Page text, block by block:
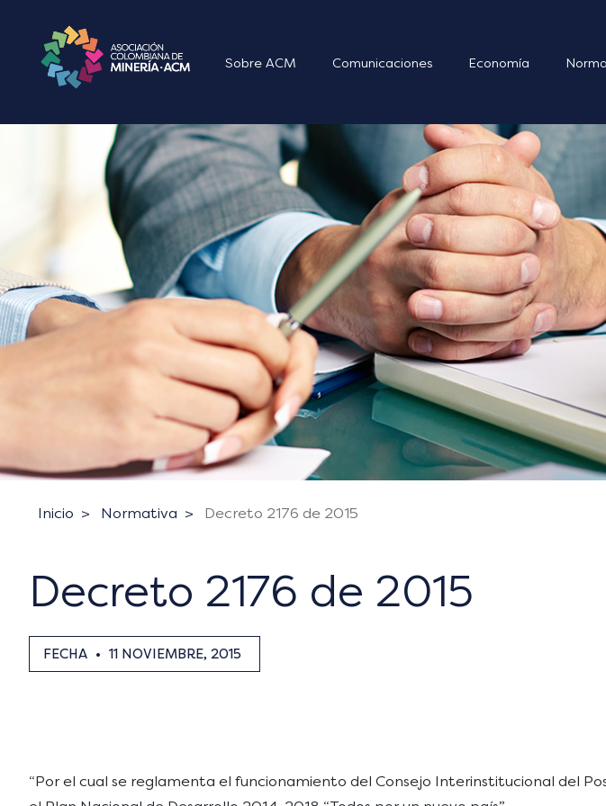
Sobre ACM Comunicaciones Economía
Inicio Normativa Decreto 2176 de 2015
Decreto 2176 de 2015
FECHA • 11 NOVIEMBRE, 2015
“Por el cual se reglamenta el funcionamiento del Consejo Interinstitucional del